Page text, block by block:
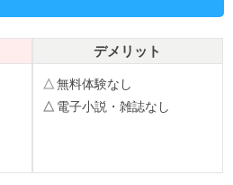
デメリット
△無料体験なし
△ 電子小説・雑誌なし